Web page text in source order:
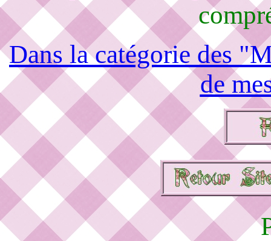
Dans la catégorie des
de